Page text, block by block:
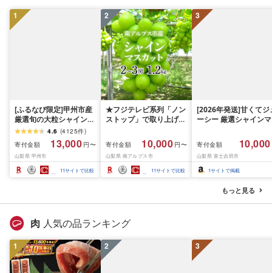
1
[ふるなび限定]甲州市産
厳選旬の大粒シャインマ
スカット 約1.3kg 2〜3
房[2026年発送]
(MG)B12-472 FN-
Limited-VO シャインマ
スカット フルーツ
4.6 (4125件)
寄付金額
13,000 円〜
山梨県 甲州市
11サイトで比較
2
★フジテレビ系列「ノン
ストップ」で取り上げら
先行予約]南アルプス市
産シャインマスカット
1.2kg以上(2〜3房)ふる
さと納税 おすすめ 山梨
県 南アルプス市 送料無
寄付金額 10,000 円〜
山梨県 南アルプス市
11サイトで比較
3
[2026年発送]甘くてジ
ーシー 厳選シャインマ
月前半(1〜15日)から
月下旬までの発送) フ
ーツ ぶどう 果物 山梨
産 2026 旬 大粒 高級
寄付金額 10,000
山梨県 富士吉田市
1サイトで掲載
もっと見る
肉 人気の品ランキング
1 2 3